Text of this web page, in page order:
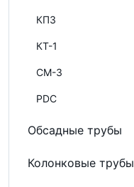
КПЗ
КТ-1
СМ-3
PDC
Обсадные трубы
Колонковые трубы